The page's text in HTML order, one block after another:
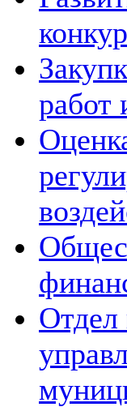
работ
Отдел